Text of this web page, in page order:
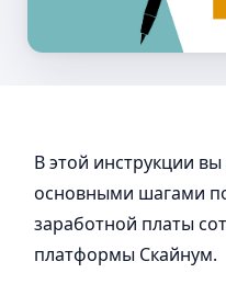
В этой инструкции
основными шагами
заработной платы
платформы Скайнум.